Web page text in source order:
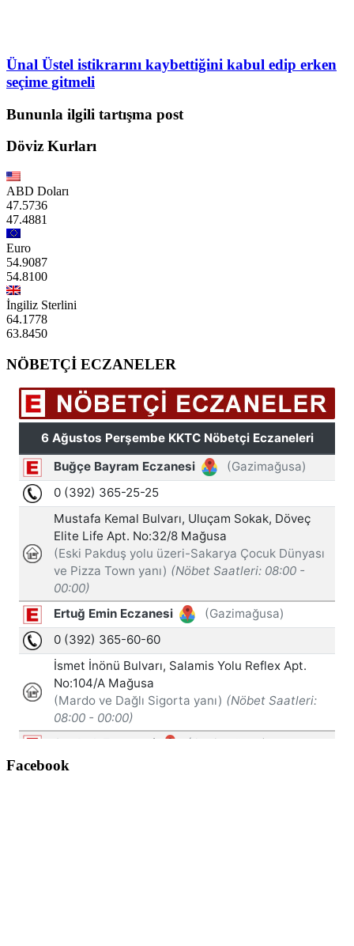
Ünal Üstel istikrarını kaybettiğini kabul edip erken
seçime gitmeli
Bununla ilgili tartışma post
Döviz Kurları
ABD Doları
47.5736
47.4881
Euro
54.9087
54.8100
İngiliz Sterlini
64.1778
63.8450
NÖBETÇİ ECZANELER
Facebook